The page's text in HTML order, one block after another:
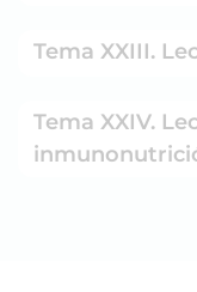
Tema XXIV. Leche materna e